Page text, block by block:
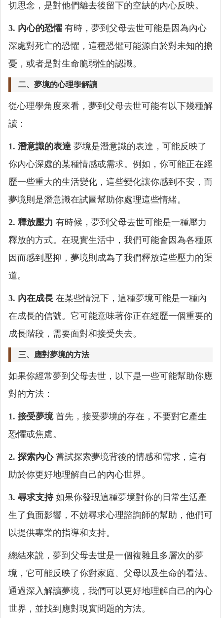
切思念，是對他們離去後留下的空缺的內心反映。
3. 內心的恐懼 有時，夢到父母去世可能是因為內心
深處對死亡的恐懼，這種恐懼可能源自於對未知的擔
憂，或者是對生命脆弱性的認識。
二、夢境的心理學解讀
從心理學角度來看，夢到父母去世可能有以下幾種解
讀：
1. 潛意識的表達 夢境是潛意識的表達，可能反映了
你內心深處的某種情感或需求。例如，你可能正在經
歷一些重大的生活變化，這些變化讓你感到不安，而
夢境則是潛意識在試圖幫助你處理這些情緒。
2. 釋放壓力 有時候，夢到父母去世可能是一種壓力
釋放的方式。在現實生活中，我們可能會因為各種原
因而感到壓抑，夢境則成為了我們釋放這些壓力的渠
道。
3. 內在成長 在某些情況下，這種夢境可能是一種內
在成長的信號。它可能意味著你正在經歷一個重要的
成長階段，需要面對和接受失去。
三、應對夢境的方法
如果你經常夢到父母去世，以下是一些可能幫助你應
對的方法：
1. 接受夢境首先，接受夢境的存在，不要對它產生
恐懼或焦慮。
2. 探索內心嘗試探索夢境背後的情感和需求，這有
助於你更好地理解自己的內心世界。
3. 尋求支持如果你發現這種夢境對你的日常生活產
生了負面影響，不妨尋求心理諮詢師的幫助，他們可
以提供專業的指導和支持。
總結來說，夢到父母去世是一個複雜且多層次的夢
境，它可能反映了你對家庭、父母以及生命的看法。
通過深入解讀夢境，我們可以更好地理解自己的內心
世界，並找到應對現實問題的方法。